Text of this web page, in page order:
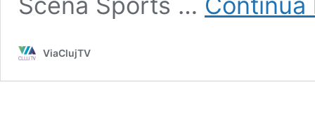
ViaClujTV